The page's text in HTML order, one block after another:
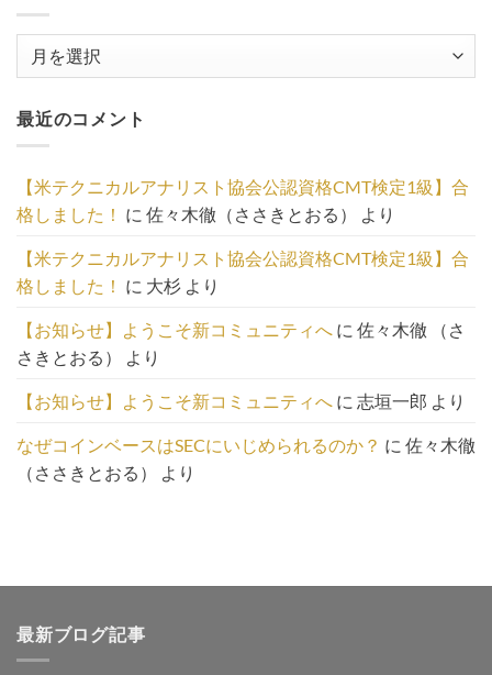
事
の
覧
は
こ
ち
ら
最近のコメント
【米テクニカルアナリスト協会公認資格CMT検定1級】合
格しました！ に 佐々木徹（ささきとおる） より
【米テクニカルアナリスト協会公認資格CMT検定1級】合
格しました！ に 大杉 より
【お知らせ】ようこそ新コミュニティへ に 佐々木徹 （さ
さきとおる）
より
【お知らせ】ようこそ新コミュニティへ に 志垣一郎 より
なぜコインベースはSECにいじめられるのか？ に 佐々木徹
（ささきとおる）
より
最新ブログ記事